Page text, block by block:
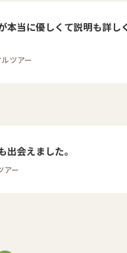
本当に優しくて説明も詳し
ツアー
会えました。
アー